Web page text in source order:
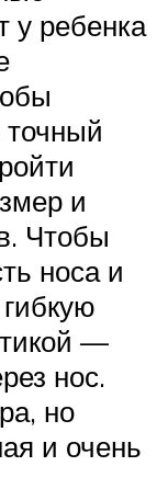
у ребенка
точный
и
Чтобы
носа и
—
нос.
но
и очень